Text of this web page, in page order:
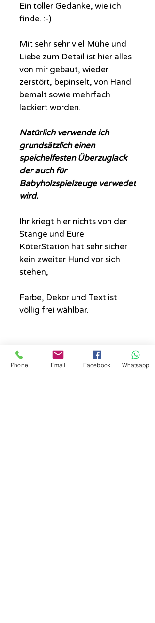
Ein toller Gedanke, wie ich
finde. :-)
Mit sehr sehr viel Mühe und
Liebe zum Detail ist hier alles
von mir gebaut, wieder
zerstört, bepinselt, von Hand
bemalt sowie mehrfach
lackiert worden.
Natürlich verwende ich
grundsätzlich einen
speichelfesten Überzuglack
der auch für
Babyholzspielzeuge verwedet
wird.
Ihr kriegt hier nichts von der
Stange und Eure
KöterStation hat sehr sicher
kein zweiter Hund vor sich
stehen,
Farbe, Dekor und Text ist
völlig frei wählbar.
Phone Email Facebook Whatsapp